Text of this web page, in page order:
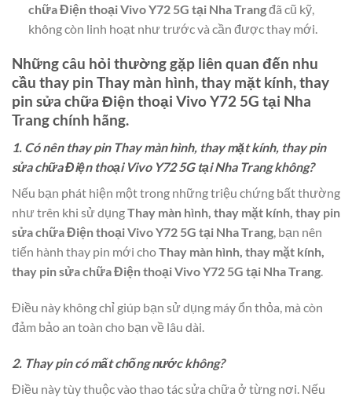
chữa Điện thoại Vivo Y72 5G tại Nha Trangđã cũ kỹ,
không còn linh hoạt như trước và cần được thay mới.
Những câu hỏi thường gặp liên quan đến nhu
cầu thay pin Thay màn hình, thay mặt kính, thay
pin sửa chữa Điện thoại Vivo Y72 5G tại Nha
Trangchính hãng.
1. Có nên thay pin Thay màn hình, thay mặt kính, thay pin
sửa chữa Điện thoại Vivo Y72 5G tại Nha Trang không?
Nếu bạn phát hiện một trong những triệu chứng bất thường
như trên khi sử dụngThay màn hình, thay mặt kính, thay pin
sửa chữa Điện thoại Vivo Y72 5G tại Nha Trang, bạn nên
tiến hành thay pin mới choThay màn hình, thay mặt kính,
thay pin sửa chữa Điện thoại Vivo Y72 5G tại Nha Trang.
Điều này không chỉ giúp bạn sử dụng máy ổn thỏa, mà còn
đảm bảo an toàn cho bạn về lâu dài.
2. Thay pin có mất chống nước không?
Điều này tùy thuộc vào thao tác sửa chữa ở từng nơi. Nếu